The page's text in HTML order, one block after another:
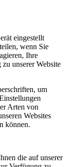
eingestellt
wenn Sie
Ihre
unserer Website
um
Arten von
Websites
können.
die auf unserer